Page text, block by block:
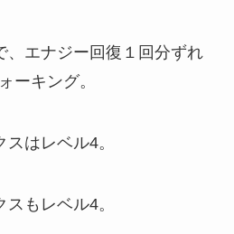
、エナジー回復１回分ずれ
ーキング。
はレベル4。
もレベル4。